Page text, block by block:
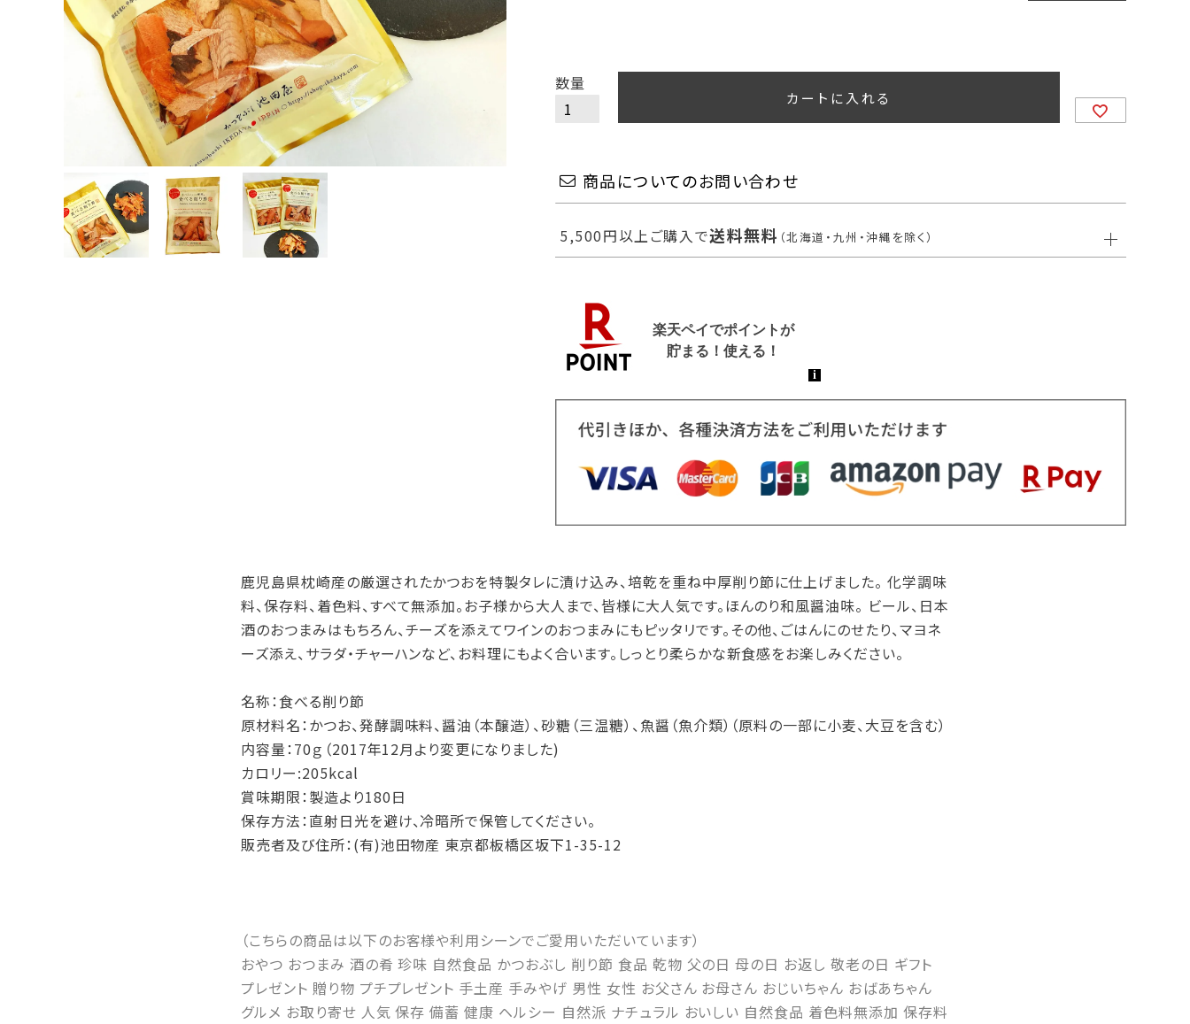
カートに入れる
商品についてのお問い合わせ
5,500円以上ご購入で送料無料 （北海道・九州・沖縄を除く）
鹿児島県枕崎産の厳選されたかつおを特製タレに漬け込み、培乾を重ね中厚削り節に仕上げました。 化学調味
料、保存料、着色料、すべて無添加。お子様から大人まで、皆様に大人気です。ほんのり和風醤油味。 ビール、日本
酒のおつまみはもちろん、チーズを添えてワインのおつまみにもピッタリです。その他、ごはんにのせたり、マヨネ
ーズ添え、サラダ・チャーハンなど、お料理にもよく合います。しっとり柔らかな新食感をお楽しみください。
名称：食べる削り節
原材料名：かつお、発酵調味料、醤油（本醸造）、砂糖（三温糖）、魚醤（魚介類）（原料の一部に小麦、大豆を含む）
内容量：70ｇ（2017年12月より変更になりました)
カロリー:205kcal
賞味期限：製造より180日
保存方法：直射日光を避け、冷暗所で保管してください。
販売者及び住所：(有)池田物産 東京都板橋区坂下1-35-12
（こちらの商品は以下のお客様や利用シーンでご愛用いただいています）
おやつ おつまみ 酒の肴 珍味 自然食品 かつおぶし 削り節 食品 乾物 父の日 母の日 お返し 敬老の日 ギフト
プレゼント 贈り物 プチプレゼント 手土産 手みやげ 男性 女性 お父さん お母さん おじいちゃん おばあちゃん
グルメ お取り寄せ 人気 保存 備蓄 健康 ヘルシー 自然派 ナチュラル おいしい 自然食品 着色料無添加 保存料